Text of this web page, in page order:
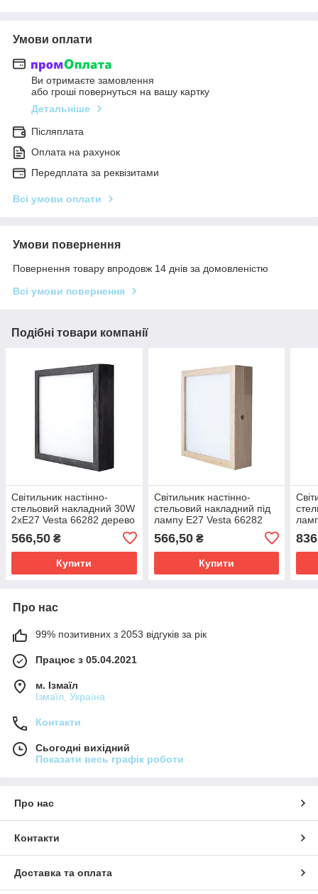
Умови оплати
Ви отримаєте замовлення
або гроші повернуться на вашу картку
Детальніше
Післяплата
Оплата на рахунок
Передплата за реквізитами
Всі умови оплати
Умови повернення
Повернення товару впродовж 14 днів за домовленістю
Всі умови повернення
Подібні товари компанії
Світильник настінно-
стельовий накладний 30W
2хЕ27 Vesta 66282 дерево
566,50 ₴
Купити
Світильник настінно-
стельовий накладний під
лампу Е27 Vesta 66282
натуральне дерево світле
566,50₴
Купити
836
Про нас
99% позитивних з 2053 відгуків за рік
Працює з 05.04.2021
м. Ізмаїл
Ізмаїл, Україна
Контакти
Сьогодні вихідний
Показати весь графік роботи
Про нас
Контакти
Доставка та оплата